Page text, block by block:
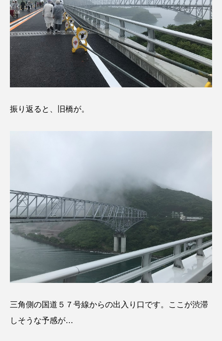
振り返ると、旧橋が。
三角側の国道５７号線からの出入り口です。ここが渋滞
しそうな予感が…